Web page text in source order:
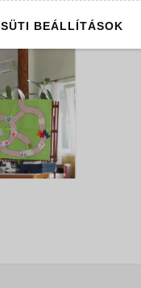
SÜTI BEÁLLÍTÁSOK